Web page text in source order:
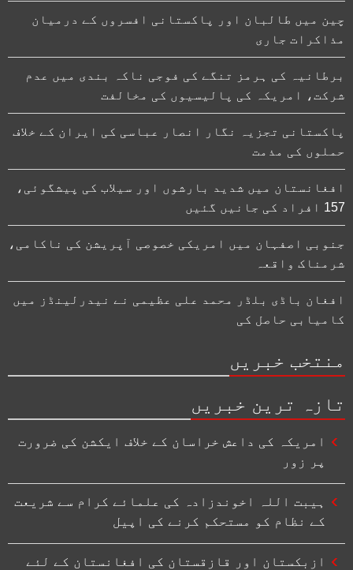
چین میں طالبان اور پاکستانی افسروں کے درمیان
مذاکرات جاری
برطانیہ کی ہرمز تنگے کی فوجی ناکہ بندی میں عدم
شرکت، امریکہ کی پالیسیوں کی مخالفت
پاکستانی تجزیہ نگار انصار عباسی کی ایران کے خلاف
حملوں کی مذمت
افغانستان میں شدید بارشوں اور سیلاب کی پیشگوئی،
157 افراد کی جانیں گئیں
جنوبی اصفہان میں امریکی خصوصی آپریشن کی ناکامی،
شرمناک واقعہ
افغان باڈی بلڈر محمد علی عظیمی نے نیدرلینڈز میں
کامیابی حاصل کی
منتخب خبریں
تازہ ترین خبریں
امریکہ کی داعش خراسان کے خلاف ایکشن کی ضرورت
پر زور
ہیبت اللہ اخوندزادہ کی علمائے کرام سے شریعت
کے نظام کو مستحکم کرنے کی اپیل
ازبکستان اور قازقستان کی افغانستان کے لئے